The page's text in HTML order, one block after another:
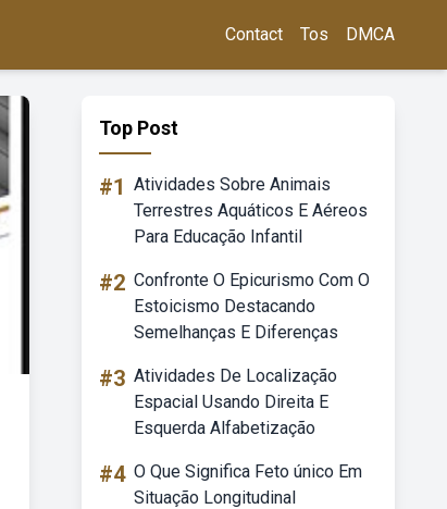
Contact Tos DMCA
Top Post
#1 Atividades Sobre Animais
Terrestres Aquáticos E Aéreos
Para Educação Infantil
#2 Confronte O Epicurismo Com O
Estoicismo Destacando
Semelhanças E Diferenças
#3 Atividades De Localização
Espacial Usando Direita E
Esquerda Alfabetização
#4 O Que Significa Feto único Em
Situação Longitudinal